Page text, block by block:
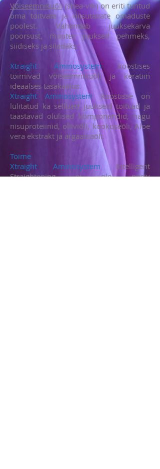
Võiseemnikuõli(shea-või) on eriti tuntud
oma toitvate ja niisutavate omaduste
poolest. Vähendab juuksekarva
poorsust, muutes juuksed pehmeks,
siidiseks ja siledaks.
Xtraight Aminosystemkoostises
toimivad võiseemnikuõli ja keratiin
ideaalses tasakaalus.
Xtraight Aminosystem koostisse on
lülitatud ka sellised juukseid toitvad ja
taastavad olulised komponendid, nagu
nisuproteiinid, oliiviõli, kookoseõli, Aloe
vera ekstrakt ja argaaniaõli.
Toime
Xtraight Aminosystem Intelligent
Straightening ei ole püsiv